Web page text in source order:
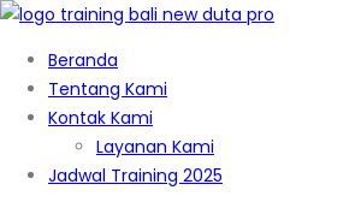
Beranda
Tentang Kami
Kontak Kami
Layanan Kami
Jadwal Training 2025